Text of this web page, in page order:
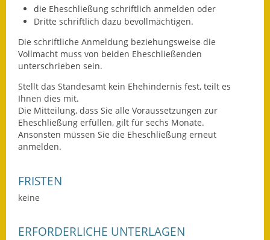
Bauhof Notzingen
Behördenadressen
Beratungsstellen im
Dienstleistungen
Sitzungsberichte 2015
die Eheschließung schriftlich anmelden oder
Dritte schriftlich dazu bevollmächtigen.
Die schriftliche Anmeldung beziehungsweise die
Vollmacht muss von beiden Eheschließenden
unterschrieben sein.
Stellt das Standesamt kein Ehehindernis fest, teilt es
Ihnen dies mit.
Die Mitteilung, dass Sie alle Voraussetzungen zur
Eheschließung erfüllen, gilt für sechs Monate.
Ansonsten müssen Sie die Eheschließung erneut
anmelden.
FRISTEN
keine
ERFORDERLICHE UNTERLAGEN